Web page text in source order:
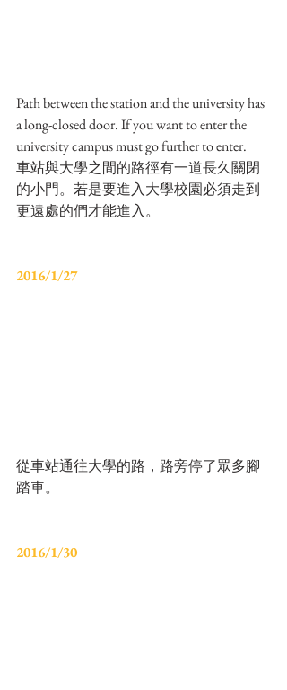
Path between the station and the university has
a long-closed door. If you want to enter the
university campus must go further to enter.
車站與大學之間的路徑有一道長久關閉
的小門。若是要進入大學校園必須走到
更遠處的們才能進入。
2016/1/27
從車站通往大學的路，路旁停了眾多腳
踏車。
2016/1/30